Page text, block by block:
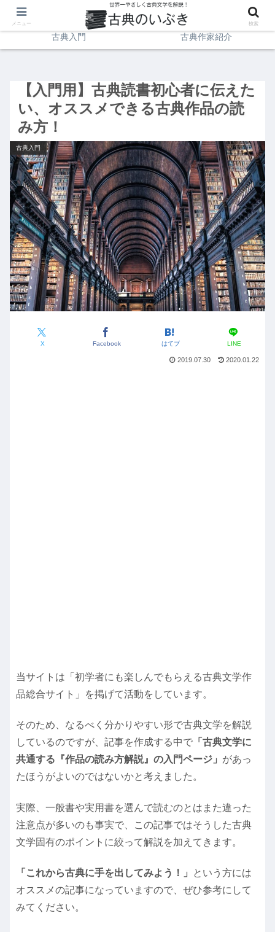
イギリス文学
古典入門 古典作家紹介
【入門用】古典読書初心者に伝えた
い、オススメできる古典作品の読
み方！
古典入門
X Facebook はてブ LINE
2019.07.30 2020.01.22
当サイトは「初学者にも楽しんでもらえる古典文学作
品総合サイト」を掲げて活動をしています。
そのため、なるべく分かりやすい形で古典文学を解説
しているのですが、記事を作成する中で 「古典文学に
共通する『作品の読み方解説』の入門ページ」 があっ
たほうがよいのではないかと考えました。
実際、一般書や実用書を選んで読むのとはまた違った
注意点が多いのも事実で、この記事ではそうした古典
文学固有のポイントに絞って解説を加えてきます。
「これから古典に手を出してみよう！」
という方には
オススメの記事になっていますので、ぜひ参考にして
みてください。
メニュー 検索